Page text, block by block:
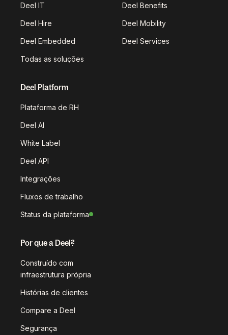
Deel IT Deel Benefits
Deel Hire Deel Mobility
Deel Embedded Deel Services
Todas as soluções
Deel Platform
Plataforma de RH
Deel AI
White Label
Deel API
Integrações
Fluxos de trabalho
Status da plataforma
Por que a Deel?
Construído com
infraestrutura própria
Histórias de clientes
Compare a Deel
Segurança